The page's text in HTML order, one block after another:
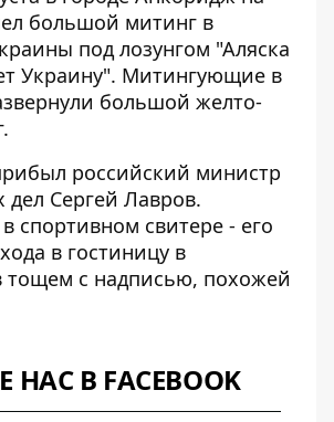
большой митинг в
под лозунгом "Аляска
Украину". Митингующие в
большой желто-
российский министр
дел Сергей Лавров.
спортивном свитере - его
в гостиницу в
тощем с надписью, похожей
В FACEBOOK